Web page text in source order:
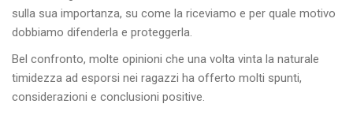
sulla sua importanza, su come la riceviamo e per quale motivo
dobbiamo difenderla e proteggerla.
Bel confronto, molte opinioni che una volta vinta la naturale
timidezza ad esporsi nei ragazzi ha offerto molti spunti,
considerazioni e conclusioni positive.